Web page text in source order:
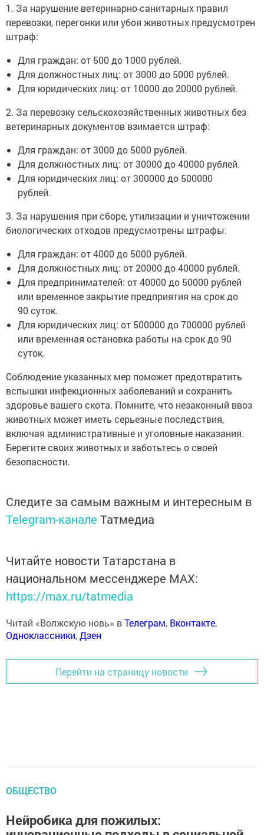
1. За нарушение ветеринарно-санитарных правил
перевозки, перегонки или убоя животных предусмотрен
штраф:
Для граждан: от 500 до 1000 рублей.
Для должностных лиц: от 3000 до 5000 рублей.
Для юридических лиц: от 10000 до 20000 рублей.
2. За перевозку сельскохозяйственных животных без
ветеринарных документов взимается штраф:
Для граждан: от 3000 до 5000 рублей.
Для должностных лиц: от 30000 до 40000 рублей.
Для юридических лиц: от 300000 до 500000
рублей.
3. За нарушения при сборе, утилизации и уничтожении
биологических отходов предусмотрены штрафы:
Для граждан: от 4000 до 5000 рублей.
Для должностных лиц: от 20000 до 40000 рублей.
Для предпринимателей: от 40000 до 50000 рублей
или временное закрытие предприятия на срок до
90 суток.
Для юридических лиц: от 500000 до 700000 рублей
или временная остановка работы на срок до 90
суток.
Соблюдение указанных мер поможет предотвратить
вспышки инфекционных заболеваний и сохранить
здоровье вашего скота. Помните, что незаконный ввоз
животных может иметь серьезные последствия,
включая административные и уголовные наказания.
Берегите своих животных и заботьтесь о своей
безопасности.
Следите за самым важным и интересным в
Telegram-канале Татмедиа
Читайте новости Татарстана в
национальном мессенджере MАХ:
https://max.ru/tatmedia
Читай «Волжскую новь» вТелеграм, Вконтакте,
Одноклассники,Дзен
Перейти на страницу новости
ОБЩЕСТВО
Нейробика для пожилых: